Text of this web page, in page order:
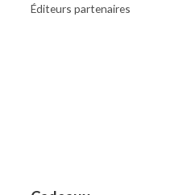
Éditeurs partenaires